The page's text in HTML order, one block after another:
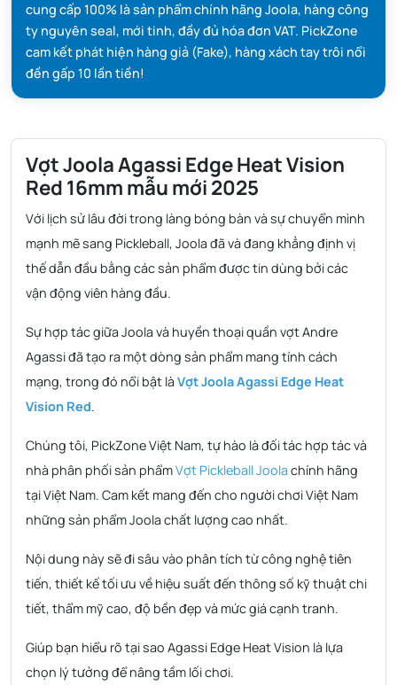
cung cấp 100% là sản phẩm chính hãng Joola, hàng công
ty nguyên seal, mới tinh, đầy đủ hóa đơn VAT. PickZone
cam kết phát hiện hàng giả (Fake), hàng xách tay trôi nổi
đền gấp 10 lần tiền!
Vợt Joola Agassi Edge Heat Vision
Red 16mm mẫu mới 2025
Với lịch sử lâu đời trong làng bóng bàn và sự chuyển mình
mạnh mẽ sang Pickleball, Joola đã và đang khẳng định vị
thế dẫn đầu bằng các sản phẩm được tin dùng bởi các
vận động viên hàng đầu.
Sự hợp tác giữa Joola và huyền thoại quần vợt Andre
Agassi đã tạo ra một dòng sản phẩm mang tính cách
mạng, trong đó nổi bật làVợt Joola Agassi Edge Heat
Vision Red.
Chúng tôi, PickZone Việt Nam, tự hào là đối tác hợp tác và
nhà phân phối sản phẩmVợt Pickleball Joolachính hãng
tại Việt Nam. Cam kết mang đến cho người chơi Việt Nam
những sản phẩm Joola chất lượng cao nhất.
Nội dung này sẽ đi sâu vào phân tích từ công nghệ tiên
tiến, thiết kế tối ưu về hiệu suất đến thông số kỹ thuật chi
tiết, thẩm mỹ cao, độ bền đẹp và mức giá cạnh tranh.
Giúp bạn hiểu rõ tại sao Agassi Edge Heat Vision là lựa
chọn lý tưởng để nâng tầm lối chơi.